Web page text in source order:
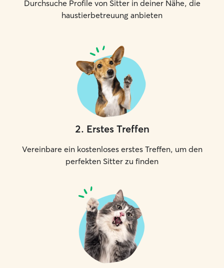
Durchsuche Profile von Sitter in deiner Nähe, die
haustierbetreuung anbieten
2. Erstes Treffen
Vereinbare ein kostenloses erstes Treffen, um den
perfekten Sitter zu finden